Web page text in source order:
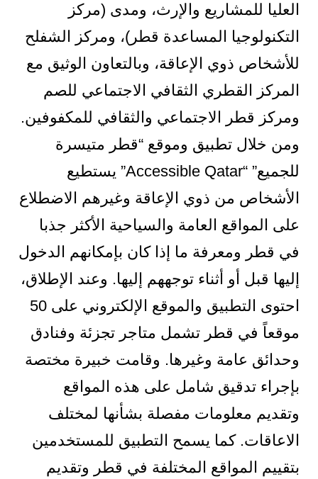
العليا للمشاريع والإرث، ومدى (مركز
التكنولوجيا المساعدة قطر)، ومركز الشفلح
للأشخاص ذوي الإعاقة، وبالتعاون الوثيق مع
المركز القطري الثقافي الاجتماعي للصم
ومركز قطر الاجتماعي والثقافي للمكفوفين.
ومن خلال تطبيق وموقع “قطر متيسرة
للجميع” “Accessible Qatar” يستطيع
الأشخاص من ذوي الإعاقة وغيرهم الاضطلاع
على المواقع العامة والسياحية الأكثر جذبا
في قطر ومعرفة ما إذا كان بإمكانهم الدخول
إليها قبل أو أثناء توجههم إليها. وعند الإطلاق،
احتوى التطبيق والموقع الإلكتروني على 50
موقعاً في قطر تشمل متاجر تجزئة وفنادق
وحدائق عامة وغيرها. وقامت خبيرة مختصة
بإجراء تدقيق شامل على هذه المواقع
وتقديم معلومات مفصلة بشأنها لمختلف
الاعاقات. كما يسمح التطبيق للمستخدمين
بتقييم المواقع المختلفة في قطر وتقديم